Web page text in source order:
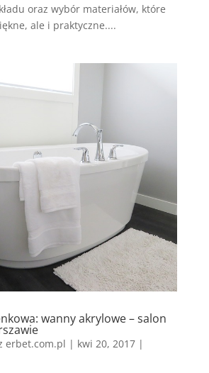
oraz wybór materiałów, które
ale i praktyczne....
wanny akrylowe – salon
erbet.com.pl | kwi 20, 2017|